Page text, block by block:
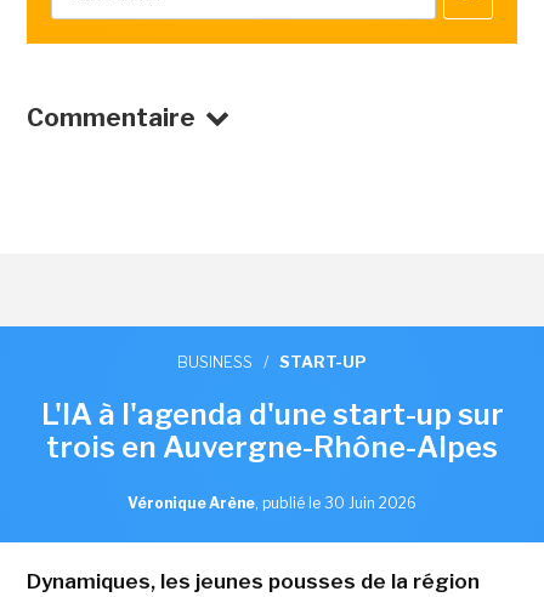
Commentaire
BUSINESS / START-UP
L'IA à l'agenda d'une start-up sur
trois en Auvergne-Rhône-Alpes
Véronique Arène, publié le 30 Juin 2026
Dynamiques, les jeunes pousses de la région